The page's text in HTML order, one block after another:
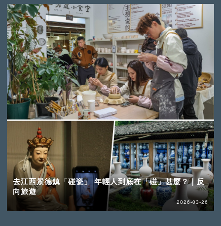
去江西景德鎮「碰瓷」 年輕人到底在「碰」甚麼？｜反
向旅遊
2026-03-26